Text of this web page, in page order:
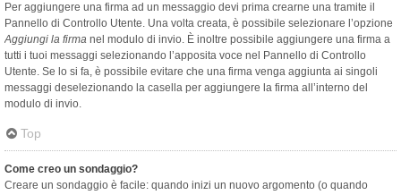
Per aggiungere una firma ad un messaggio devi prima crearne una tramite il
Pannello di Controllo Utente. Una volta creata, è possibile selezionare l’opzione
Aggiungi la firma nel modulo di invio. È inoltre possibile aggiungere una firma a
tutti i tuoi messaggi selezionando l’apposita voce nel Pannello di Controllo
Utente. Se lo si fa, è possibile evitare che una firma venga aggiunta ai singoli
messaggi deselezionando la casella per aggiungere la firma all’interno del
modulo di invio.
Top
Come creo un sondaggio?
Creare un sondaggio è facile: quando inizi un nuovo argomento (o quando